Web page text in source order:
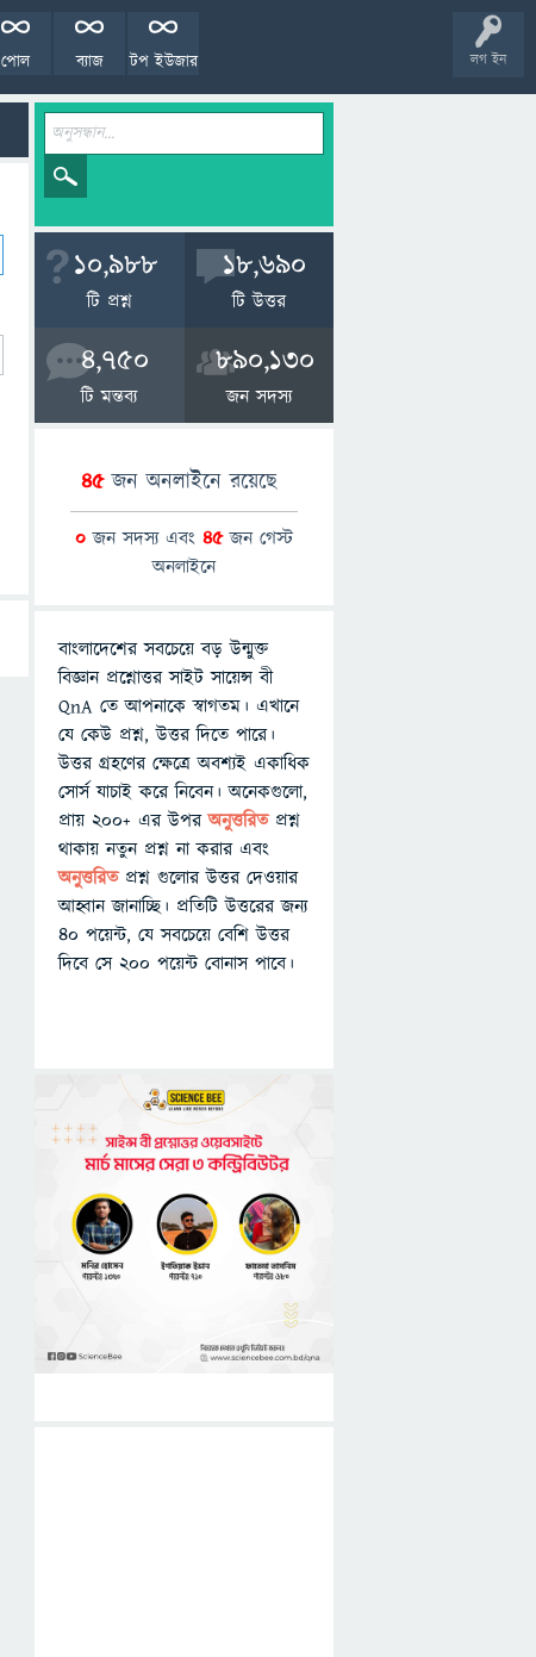
লগ ইন
টপ ইউজার
ব্যাজ
পোল
10,988
টি প্রশ্ন
18,690
টি উত্তর
4,750
টি মন্তব্য
890,130
জন সদস্য
45জন অনলাইনে রয়েছে
0 জন সদস্য এবং 45জন গেস্ট
অনলাইনে
বাংলাদেশের সবচেয়ে বড় উন্মুক্ত
বিজ্ঞান প্রশ্নোত্তর সাইট সায়েন্স বী
QnA তে আপনাকে স্বাগতম। এখানে
যে কেউ প্রশ্ন, উত্তর দিতে পারে।
উত্তর গ্রহণের ক্ষেত্রে অবশ্যই একাধিক
সোর্স যাচাই করে নিবেন। অনেকগুলো,
প্রায় ২০০+ এর উপরঅনুত্তরিতপ্রশ্ন
থাকায় নতুন প্রশ্ন না করার এবং
অনুত্তরিত প্রশ্ন গুলোর উত্তর দেওয়ার
আহ্বান জানাচ্ছি। প্রতিটি উত্তরের জন্য
৪০ পয়েন্ট, যে সবচেয়ে বেশি উত্তর
দিবে সে ২০০ পয়েন্ট বোনাস পাবে।